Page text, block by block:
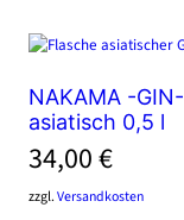
NAKAMA -GIN-
asiatisch 0,5 l
34,00€
zzgl.Versandkosten